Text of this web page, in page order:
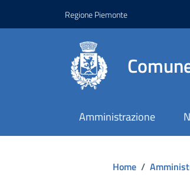
Regione Piemonte
Amministrazione
Home /